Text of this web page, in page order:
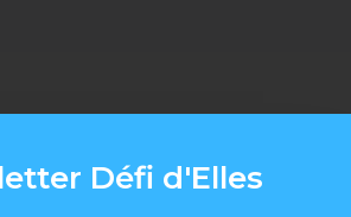
Défi d'Elles